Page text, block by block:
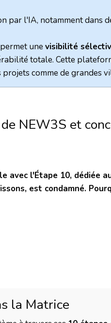
par l'IA, notamment dans
unevisibilité
totale. Cette
comme de
NEW3S et
avec l'Étape 10, dédiée
est condamné.
la Matrice